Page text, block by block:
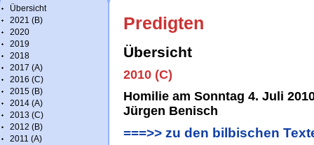
Übersicht
2021 (B)
2020
2019
2018
2017 (A)
2016 (C)
2015 (B)
2014 (A)
2013 (C)
2012 (B)
2011 (A)
Predigten
Übersicht
2010 (C)
Homilie am Sonntag 4. Juli
Jürgen Benisch
===>> zu den bilbischen